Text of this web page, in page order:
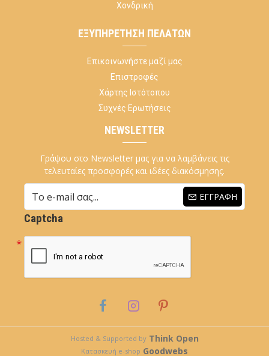
Χονδρική
ΕΞΥΠΗΡΈΤΗΣΗ ΠΕΛΑΤΏΝ
Επικοινωνήστε μαζί μας
Επιστροφές
Χάρτης Ιστότοπου
Συχνές Ερωτήσεις
NEWSLETTER
Γράψου στο Newsletter μας για να λαμβάνεις τις
τελευταίες προσφορές και ιδέες διακόσμησης.
ΕΓΓΡΑΦΉ
Captcha
Hosted & Supported by Think Open
Κατασκευή e-shop Goodwebs